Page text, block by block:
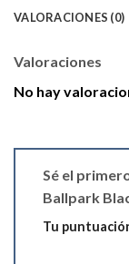
VALORACIONES (0)
Valoraciones
No hay
Sé el
Ballpark
Tu